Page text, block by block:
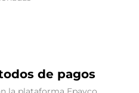
de pagos